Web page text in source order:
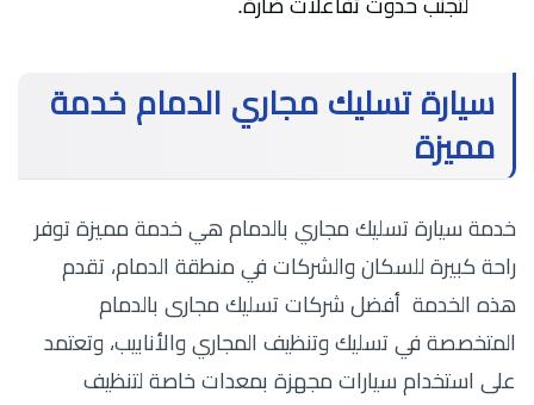
لتجنب حدوث تفاعلات ضارة.
سيارة تسليك مجاري الدمام خدمة
مميزة
خدمة سيارة تسليك مجاري بالدمام هي خدمة مميزة توفر
راحة كبيرة للسكان والشركات في منطقة الدمام، تقدم
هذه الخدمة أفضل شركات تسليك مجارى بالدمام
المتخصصة في تسليك وتنظيف المجاري والأنابيب، وتعتمد
على استخدام سيارات مجهزة بمعدات خاصة لتنظيف